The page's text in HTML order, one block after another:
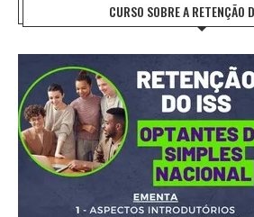
CURSO SOBRE A RETENÇÃO